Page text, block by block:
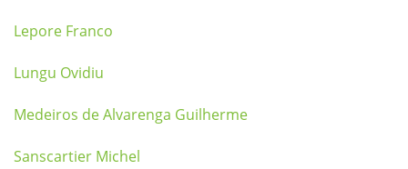
Lepore Franco
Lungu Ovidiu
Medeiros de Alvarenga Guilherme
Sanscartier Michel